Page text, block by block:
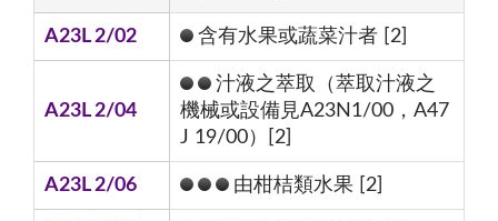
A23L 2/02 含有水果或蔬菜汁者 [2]
A23L 2/04
汁液之萃取（萃取汁液之
機械或設備見A23N1/00，A47
J 19/00）[2]
A23L 2/06 由柑桔類水果 [2]